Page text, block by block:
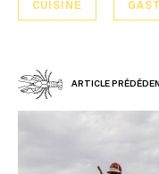
CUISINE
ARTICLE